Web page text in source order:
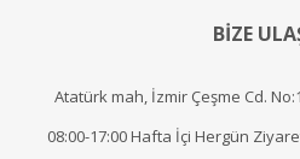
BİZE
Atatürk mah, İzmir Çeşme Cd.
08:00-17:00 Hafta İçi Hergün